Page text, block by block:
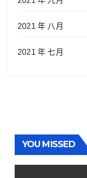
2021 年 八月
2021 年 七月
YOU MISSED